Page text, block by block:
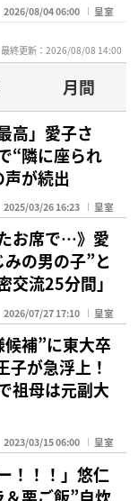
2026/08/04 06:00 皇室
最終更新：2026/08/08 14:00
月間
高」愛子さ
“隣に座られ
が続出
2025/03/26 16:23 皇室
お席で…》愛
の男の子”と
交流25分間」
2026/07/27 17:10 皇室
補”に東大卒
子が急浮上！
祖母は元副大
2023/03/15 06:00 皇室
！！！」悠仁